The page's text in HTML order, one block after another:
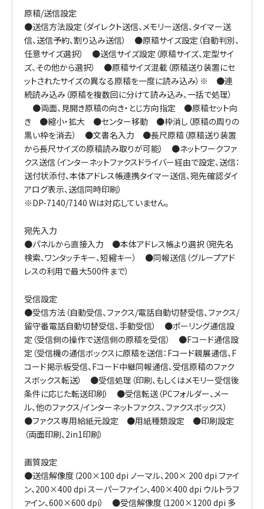
原稿/送信設定
●送信方法設定（ダイレクト送信、メモリー送信、タイマー送
信、送信予約、割り込み送信） ●原稿サイズ設定（自動判別、
任意サイズ選択） ●送信サイズ設定（原稿サイズ、定型サイ
ズ、その他から選択） ●原稿サイズ混載（原稿送り装置にセ
ットされたサイズの異なる原稿を一度に読み込み）※ ●連
続読み込み（原稿を複数回に分けて読み込み、一括で処理）
●両面、見開き原稿の向き・とじ方向指定 ●原稿セット向
き ●縮小・拡大 ●センター移動 ●枠消し（原稿の周りの
黒い枠を消去） ●文書名入力 ●長尺原稿（原稿送り装置
から長尺サイズの原稿読み取りが可能） ●ネットワークファ
クス送信（インターネットファクスドライバー経由で設定、送信：
送付状添付、本体アドレス帳連携タイマー送信、宛先確認ダイ
アログ表示、送信同時印刷）
※DP-7140/7140 Wは対応していません。
宛先入力
●パネルから直接入力 ●本体アドレス帳より選択（宛先名
検索、ワンタッチキー、短縮キー） ●同報送信（グループアド
レスの利用で最大500件まで）
受信設定
●受信方法（自動受信、ファクス/電話自動切替受信、ファクス/
留守番電話自動切替受信、手動受信） ●ポーリング通信設
定（受信側の操作で送信側の原稿を受信） ●Fコード通信設
定（受信機の通信ボックスに原稿を送信：Fコード親展通信、F
コード掲示板受信、Fコード中継同報通信、受信原稿のファク
スボックス転送） ●受信処理（印刷、もしくはメモリー受信後
条件に応じた転送印刷） ●受信転送（PCフォルダー、メー
ル、他のファクス/インターネットファクス、ファクスボックス）
●ファクス専用給紙元設定 ●用紙種類設定 ●印刷設定
（両面印刷、2in1印刷）
画質設定
●送信解像度（200×100 dpi ノーマル、200× 200 dpi ファイ
ン、200×400 dpi スーパーファイン、400×400 dpi ウルトラフ
ァイン、600×600 dpi） ●受信解像度（1200×1200 dpi 多